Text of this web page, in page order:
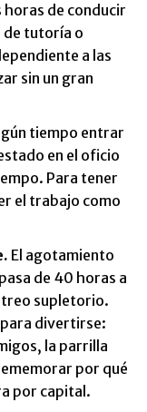
horas de conducir
de tutoría o
a las
sin un gran
tiempo entrar
en el oficio
Para tener
el trabajo como
El agotamiento
de 40 horas a
supletorio.
divertirse:
la parrilla
por qué
por capital.